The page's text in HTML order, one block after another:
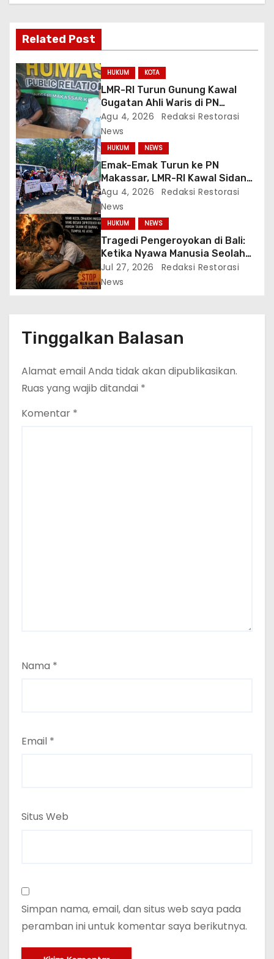
i
p
o
s
Related Post
HUKUM KOTA
LMR-RI Turun Gunung Kawal
Gugatan Ahli Waris di PN
Makassar, Humas Buka Tahapan
Persidangan
Agu 4, 2026
Redaksi Restorasi
News
HUKUM NEWS
Emak-Emak Turun ke PN
Makassar, LMR-RI Kawal Sidang
Perdata Nomor
254/Pdt.G/2026/PN Mks
Agu 4, 2026
Redaksi Restorasi
News
HUKUM NEWS
Tragedi Pengeroyokan di Bali:
Ketika Nyawa Manusia Seolah
Tak Lebih Berharga dari Seekor
Ayam
Jul 27, 2026
Redaksi Restorasi
News
Tinggalkan Balasan
Alamat email Anda tidak akan dipublikasikan.
Ruas yang wajib ditandai *
Komentar *
Nama *
Email *
Situs Web
Simpan nama, email, dan situs web saya pada
peramban ini untuk komentar saya berikutnya.